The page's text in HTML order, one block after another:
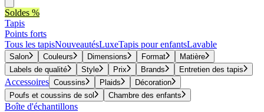
Soldes %
Tapis
Points forts
Tous les tapisNouveautésLuxeTapis pour enfantsLavable
Salon Couleurs Dimensions Format
Matière
Labels de qualité
Style Prix Brands Entretien des tapis
Accessoires Coussins Plaids
Décoration
Poufs et coussins de sol
Chambre des enfants
Boîte d'échantillons